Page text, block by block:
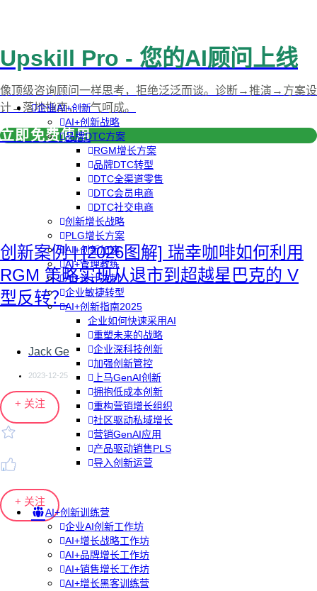
企业AI+创新
AI+创新战略
品牌DTC方案
RGM增长方案
品牌DTC转型
DTC全渠道零售
DTC会员电商
DTC社交电商
创新增长战略
PLG增长方案
AI+创新加速
AI+管理教练
AI+设计冲刺
企业敏捷转型
AI+创新指南2025
企业如何快速采用AI
重塑未来的战略
企业深科技创新
加强创新管控
上马GenAI创新
拥抱低成本创新
重构营销增长组织
社区驱动私域增长
营销GenAI应用
产品驱动销售PLS
导入创新运营
AI+创新训练营
企业AI创新工作坊
AI+增长战略工作坊
AI+品牌增长工作坊
AI+销售增长工作坊
AI+增长黑客训练营
Upskill Pro - 您的AI顾问上线
像顶级咨询顾问一样思考，拒绝泛泛而谈。诊断→推演→方案设
计→落地指南，一气呵成。
立即免费使用
创新案例 | [2026图解] 瑞幸咖啡如何利用
RGM 策略实现从退市到超越星巴克的 V
型反转？
Jack Ge
2023-12-25
+ 关注
+ 关注